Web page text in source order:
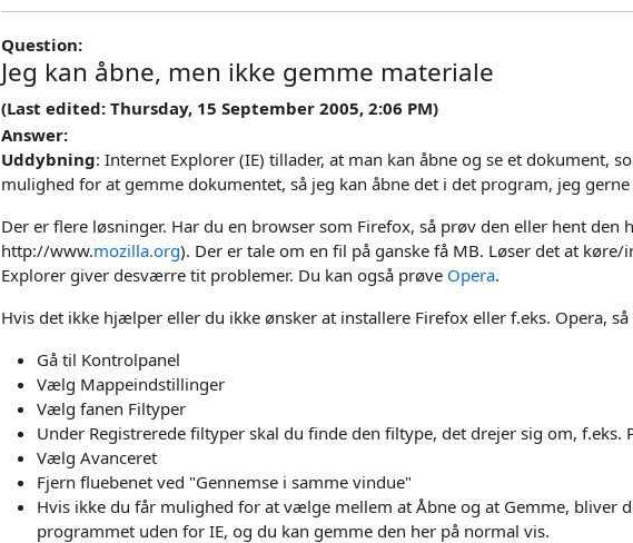
Question:
Jeg kan åbne, men ikke gemme materiale
(Last edited: Thursday, 15 September 2005, 2:06 PM)
Answer:
Uddybning: Internet Explorer (IE) tillader, at man kan åbne og se et dokument,
mulighed for at gemme dokumentet, så jeg kan åbne det i det program, jeg
Der er flere løsninger. Har du en browser som Firefox, så prøv den eller hent den
http://www.mozilla.org). Der er tale om en fil på ganske få MB. Løser det at
Explorer giver desværre tit problemer. Du kan også prøve Opera.
Hvis det ikke hjælper eller du ikke ønsker at installere Firefox eller f.eks. Opera,
Gå til Kontrolpanel
Vælg Mappeindstillinger
Vælg fanen Filtyper
Under Registrerede filtyper skal du finde den filtype, det drejer sig om,
Vælg Avanceret
Fjern fluebenet ved "Gennemse i samme vindue"
Hvis ikke du får mulighed for at vælge mellem at Åbne og at Gemme,
programmet uden for IE, og du kan gemme den her på normal vis.